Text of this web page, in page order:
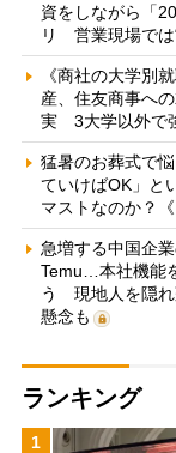
資をしながら「
リ 営業現場では
《商社の大学別
産、住友商事へ
実 3大学以外で
猛暑のお葬式で
ていけばOK」と
マストなのか？
急増する中国企
Temu…本社機能
う 現地人を隠れ
懸念も
ランキング
1